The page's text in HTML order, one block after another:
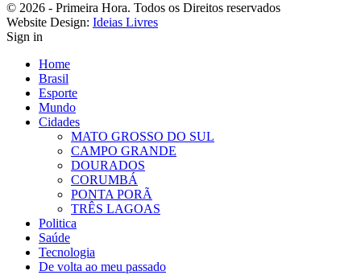
© 2026 - Primeira Hora. Todos os Direitos reservados
Website Design: Ideias Livres
Sign in
Home
Brasil
Esporte
Mundo
Cidades
MATO GROSSO DO SUL
CAMPO GRANDE
DOURADOS
CORUMBÁ
PONTA PORÃ
TRÊS LAGOAS
Politica
Saúde
Tecnologia
De volta ao meu passado